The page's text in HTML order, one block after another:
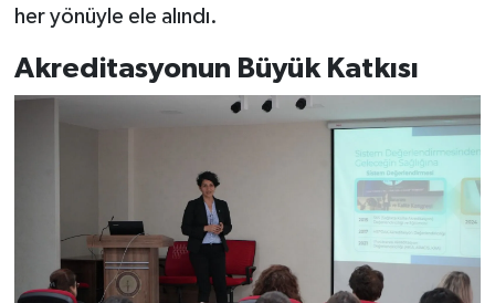
her yönüyle ele alındı.
Akreditasyonun Büyük Katkısı